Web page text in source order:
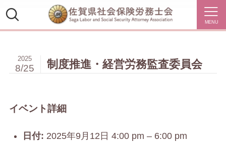
MENU
制度推進・経営労務監査委員会
2025
8/25
イベント詳細
日付: 2025年9月12日 4:00 pm – 6:00 pm